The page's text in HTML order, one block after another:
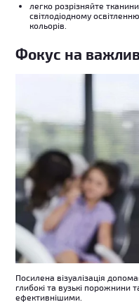
легко розрізняйте
світлодіодному
кольорів.
Фокус на
Посилена візуалізація
глибокі та вузькі
ефективнішими.